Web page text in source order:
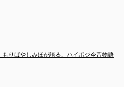
もりばやしみほが語る、ハイポジ今昔物語